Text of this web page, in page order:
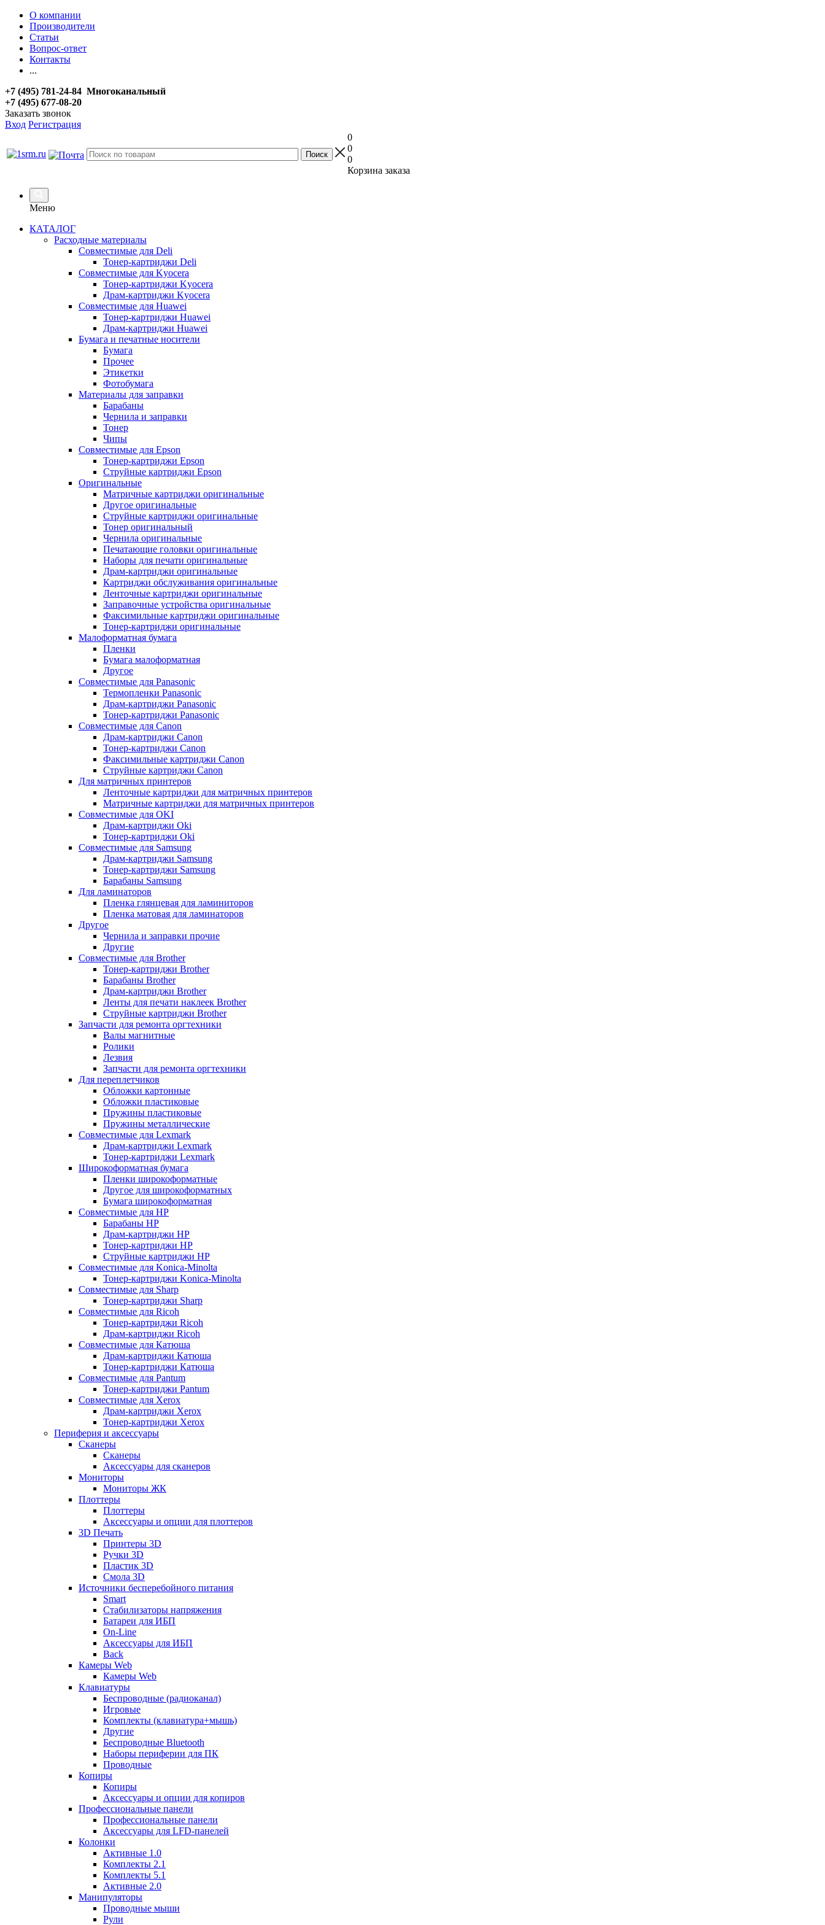
О компании
Производители
Статьи
Вопрос-ответ
Контакты
...
+7 (495) 781-24-84 Многоканальный
+7 (495) 677-08-20
Заказать звонок
Вход Регистрация
0
0
0
Корзина заказа
Меню
КАТАЛОГ
Расходные материалы
Совместимые для Deli
Тонер-картриджи Deli
Совместимые для Kyocera
Тонер-картриджи Kyocera
Драм-картриджи Kyocera
Совместимые для Huawei
Тонер-картриджи Huawei
Драм-картриджи Huawei
Бумага и печатные носители
Бумага
Прочее
Этикетки
Фотобумага
Материалы для заправки
Барабаны
Чернила и заправки
Тонер
Чипы
Совместимые для Epson
Тонер-картриджи Epson
Струйные картриджи Epson
Оригинальные
Матричные картриджи оригинальные
Другое оригинальные
Струйные картриджи оригинальные
Тонер оригинальный
Чернила оригинальные
Печатающие головки оригинальные
Наборы для печати оригинальные
Драм-картриджи оригинальные
Картриджи обслуживания оригинальные
Ленточные картриджи оригинальные
Заправочные устройства оригинальные
Факсимильные картриджи оригинальные
Тонер-картриджи оригинальные
Малоформатная бумага
Пленки
Бумага малоформатная
Другое
Совместимые для Panasonic
Термопленки Panasonic
Драм-картриджи Panasonic
Тонер-картриджи Panasonic
Совместимые для Canon
Драм-картриджи Canon
Тонер-картриджи Canon
Факсимильные картриджи Canon
Струйные картриджи Canon
Для матричных принтеров
Ленточные картриджи для матричных принтеров
Матричные картриджи для матричных принтеров
Совместимые для OKI
Драм-картриджи Oki
Тонер-картриджи Oki
Совместимые для Samsung
Драм-картриджи Samsung
Тонер-картриджи Samsung
Барабаны Samsung
Для ламинаторов
Пленка глянцевая для ламиниторов
Пленка матовая для ламинаторов
Другое
Чернила и заправки прочие
Другие
Совместимые для Brother
Тонер-картриджи Brother
Барабаны Brother
Драм-картриджи Brother
Ленты для печати наклеек Brother
Струйные картриджи Brother
Запчасти для ремонта оргтехники
Валы магнитные
Ролики
Лезвия
Запчасти для ремонта оргтехники
Для переплетчиков
Обложки картонные
Обложки пластиковые
Пружины пластиковые
Пружины металлические
Совместимые для Lexmark
Драм-картриджи Lexmark
Тонер-картриджи Lexmark
Широкоформатная бумага
Пленки широкоформатные
Другое для широкоформатных
Бумага широкоформатная
Совместимые для HP
Барабаны HP
Драм-картриджи HP
Тонер-картриджи HP
Струйные картриджи HP
Совместимые для Konica-Minolta
Тонер-картриджи Konica-Minolta
Совместимые для Sharp
Тонер-картриджи Sharp
Совместимые для Ricoh
Тонер-картриджи Ricoh
Драм-картриджи Ricoh
Совместимые для Катюша
Драм-картриджи Катюша
Тонер-картриджи Катюша
Совместимые для Pantum
Тонер-картриджи Pantum
Совместимые для Xerox
Драм-картриджи Xerox
Тонер-картриджи Xerox
Периферия и аксессуары
Сканеры
Сканеры
Аксессуары для сканеров
Мониторы
Мониторы ЖК
Плоттеры
Плоттеры
Аксессуары и опции для плоттеров
3D Печать
Принтеры 3D
Ручки 3D
Пластик 3D
Смола 3D
Источники бесперебойного питания
Smart
Стабилизаторы напряжения
Батареи для ИБП
On-Line
Аксессуары для ИБП
Back
Камеры Web
Камеры Web
Клавиатуры
Беспроводные (радиоканал)
Игровые
Комплекты (клавиатура+мышь)
Другие
Беспроводные Bluetooth
Наборы периферии для ПК
Проводные
Копиры
Копиры
Аксессуары и опции для копиров
Профессиональные панели
Профессиональные панели
Аксессуары для LFD-панелей
Колонки
Активные 1.0
Комплекты 2.1
Комплекты 5.1
Активные 2.0
Манипуляторы
Проводные мыши
Рули